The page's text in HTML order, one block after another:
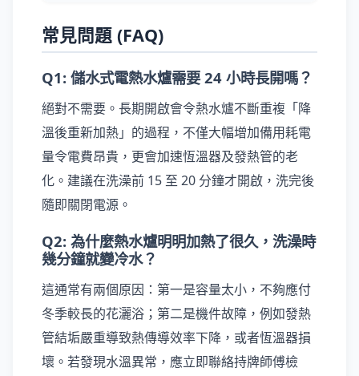
常見問題 (FAQ)
Q1: 儲水式電熱水爐需要 24 小時長開嗎？
絕對不需要。長期開啟會令熱水爐不斷重複「降
溫後重新加熱」的過程，不僅大幅增加備用耗電
量令電費昂貴，更會加速恆溫器及發熱管的老
化。建議在洗澡前 15 至 20 分鐘才開啟，洗完後
隨即關閉電源。
Q2: 為什麼熱水爐明明加熱了很久，洗澡時
幾分鐘就變冷水？
這通常有兩個原因：第一是容量太小，不夠應付
冬季較長的花灑浴；第二是機件故障，例如發熱
管結垢嚴重導致熱傳導效率下降，或者恆溫器損
壞。若發現水溫異常，應立即聯絡持牌師傅檢